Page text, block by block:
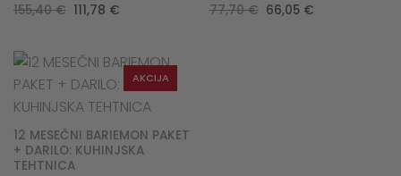
155,40€ Original
price
111,78 €Current
77,70€ Original
price
66,05 €Current
AKCIJA
12 MESEČNI BARIEMON PAKET
+ DARILO: KUHINJSKA
TEHTNICA